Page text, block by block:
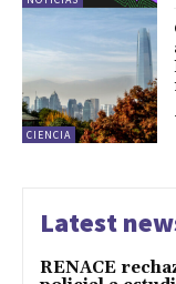
CIENCIA
Latest
RENACE